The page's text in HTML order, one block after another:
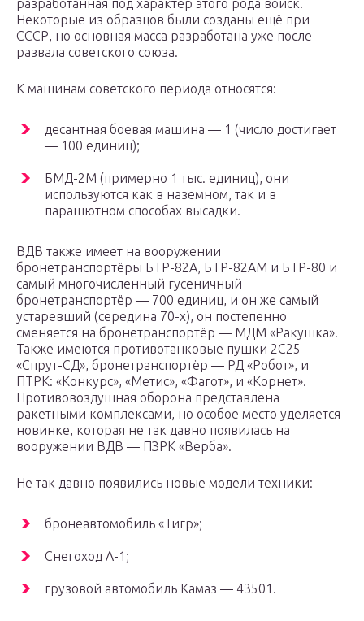
разработанная под характер этого рода войск.
Некоторые из образцов были созданы ещё при
СССР, но основная масса разработана уже после
развала советского союза.
К машинам советского периода относятся:
десантная боевая машина — 1 (число достигает
— 100 единиц);
БМД-2М (примерно 1 тыс. единиц), они
используются как в наземном, так и в
парашютном способах высадки.
ВДВ также имеет на вооружении
бронетранспортёры БТР-82А, БТР-82АМ и БТР-80 и
самый многочисленный гусеничный
бронетранспортёр — 700 единиц, и он же самый
устаревший (середина 70-х), он постепенно
сменяется на бронетранспортёр — МДМ «Ракушка».
Также имеются противотанковые пушки 2С25
«Спрут-СД», бронетранспортёр — РД «Робот», и
ПТРК: «Конкурс», «Метис», «Фагот», и «Корнет».
Противовоздушная оборона представлена
ракетными комплексами, но особое место уделяется
новинке, которая не так давно появилась на
вооружении ВДВ — ПЗРК «Верба».
Не так давно появились новые модели техники:
бронеавтомобиль «Тигр»;
Снегоход А-1;
грузовой автомобиль Камаз — 43501.